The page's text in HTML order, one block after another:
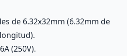
de 6.32x32mm (6.32mm de
(250V).